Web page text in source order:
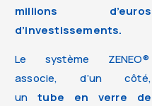
millions d’euros
d’investissements.
Le système ZENEO®
associe, d’un côté,
untube en verre de